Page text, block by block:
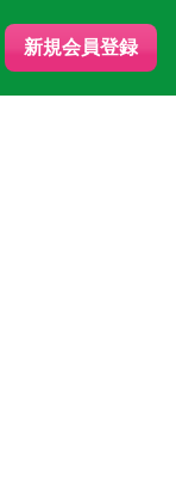
新規会員登録